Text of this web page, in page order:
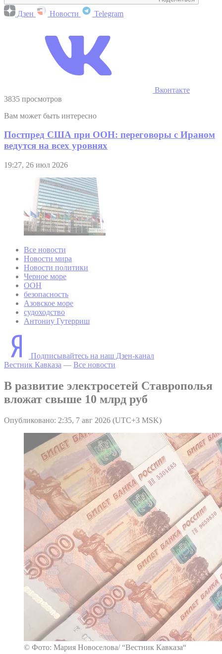
Дзен Новости Telegram
Вконтакте
3835 просмотров
Вам может быть интересно
Постпред США при ООН: переговоры с Ираном
ведутся на всех уровнях
19:27, 26 июл 2026
Все новости
Новости мира
Новости политики
Черное море
ООН
безопасность
Азовское море
судоходство
Антониу Гутерриш
Подписывайтесь на наш Дзен-канал
Вестник Кавказа — Все новости
В развитие электросетей Ставрополья
вложат свыше 10 млрд руб
Опубликовано: 2:35, 7 авг 2026 (UTC+3 MSK)
© Фото: Мария Новоселова/ “Вестник Кавказа“